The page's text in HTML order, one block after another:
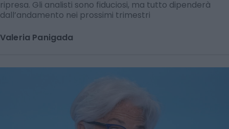
ripresa. Gli analisti sono fiduciosi, ma tutto dipenderà
dall’andamento nei prossimi trimestri
Valeria Panigada